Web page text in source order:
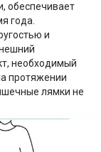
обеспечивает
года.
и
необходимый
протяжении
лямки не